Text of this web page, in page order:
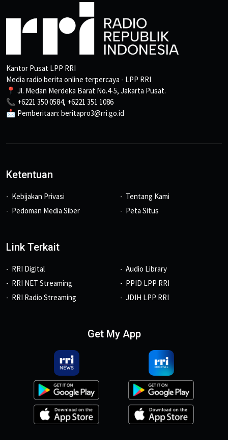
Kantor Pusat LPP RRI
Media radio berita online terpercaya - LPP RRI
📍 Jl. Medan Merdeka Barat No.4-5, Jakarta Pusat.
📞 +6221 350 0584, +6221 351 1086
📩 Pemberitaan: beritapro3@rri.go.id
Ketentuan
Kebijakan Privasi
Pedoman Media Siber
Tentang Kami
Peta Situs
Link Terkait
RRI Digital
RRI NET Streaming
RRI Radio Streaming
Audio Library
PPID LPP RRI
JDIH LPP RRI
Get My App